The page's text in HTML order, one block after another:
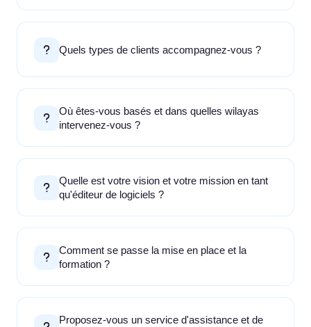
Quels types de clients accompagnez-vous ?
Où êtes-vous basés et dans quelles wilayas
intervenez-vous ?
Quelle est votre vision et votre mission en tant
qu'éditeur de logiciels ?
Comment se passe la mise en place et la
formation ?
Proposez-vous un service d'assistance et de